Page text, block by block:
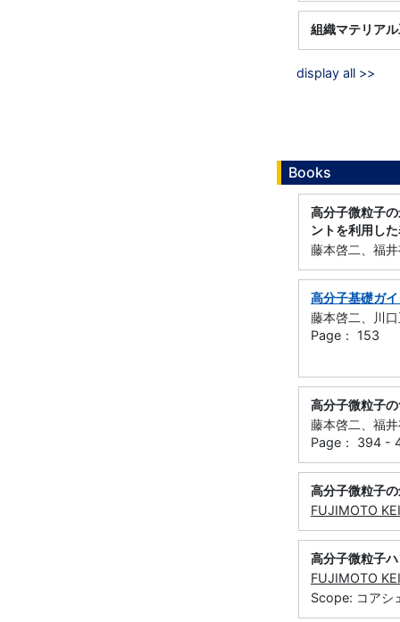
組織マテリア
display all >>
Books
高分子微粒子
ントを利用し
藤本啓二、福
高分子基礎ガ
藤本啓二、川
Page： 153
高分子微粒子
藤本啓二、福
Page： 394 -
高分子微粒子
FUJIMOTO
高分子微粒子
FUJIMOTO
Scope: コアシ